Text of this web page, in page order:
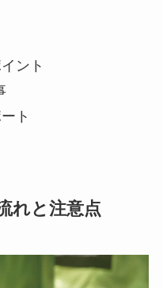
ント
ト
れと注意点